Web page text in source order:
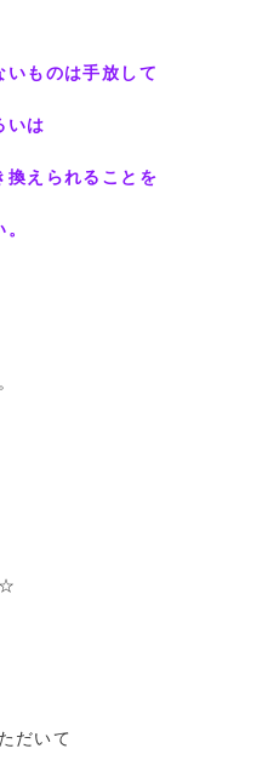
いものは手放して
いは
換えられることを
だいて